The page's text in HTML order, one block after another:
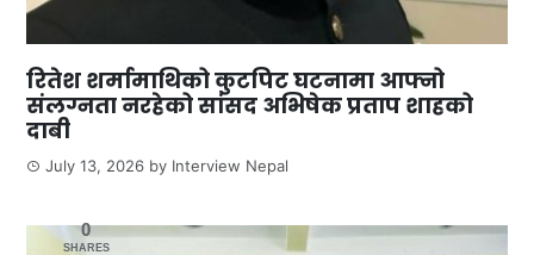
रितेश शर्मामाथिको कुटपिट घटनामा आफ्नो
संलग्नता नरहेको सांसद अभिषेक प्रताप शाहको
दाबी
July 13, 2026 by Interview Nepal
0
SHARES